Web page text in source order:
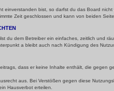
einverstanden bist, so darfst du das Board
Zeit geschlossen und kann von beiden
du dem Betreiber ein einfaches, zeitlich und
a bleibt auch nach Kündigung des
dass er keine Inhalte enthält, die gegen
aus. Bei Verstößen gegen diese
Hausverbot erteilen.